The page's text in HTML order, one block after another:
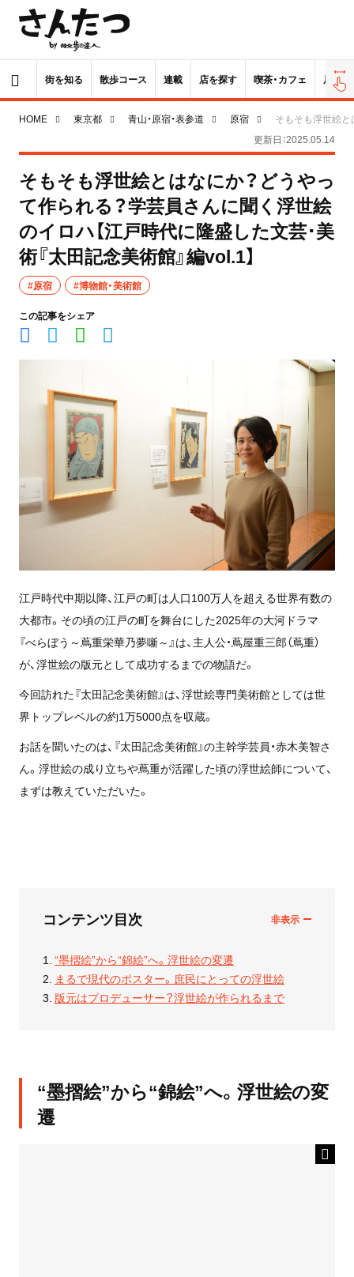
街を知る 散歩コース 連載 店を探す 喫茶・カフェ 居酒屋
HOME 東京都 青山・原宿・表参道 原宿
そもそも浮世絵と
更新日：2025.05.14
そもそも浮世絵とはなにか？どうやっ
て作られる？学芸員さんに聞く浮世絵
のイロハ【江戸時代に隆盛した文芸･美
術『太田記念美術館』編vol.1】
#原宿 #博物館・美術館
この記事をシェア
江戸時代中期以降、江戸の町は人口100万人を超える世界有数の
大都市。その頃の江戸の町を舞台にした2025年の大河ドラマ
『べらぼう～蔦重栄華乃夢噺～』は、主人公・蔦屋重三郎（蔦重）
が、浮世絵の版元として成功するまでの物語だ。
今回訪れた『太田記念美術館』は、浮世絵専門美術館としては世
界トップレベルの約1万5000点を収蔵。
お話を聞いたのは、『太田記念美術館』の主幹学芸員・赤木美智さ
ん。浮世絵の成り立ちや蔦重が活躍した頃の浮世絵師について、
まずは教えていただいた。
コンテンツ目次
“墨摺絵”から“錦絵”へ。浮世絵の変遷
まるで現代のポスター。庶民にとっての浮世絵
版元はプロデューサー？浮世絵が作られるまで
“墨摺絵”から“錦絵”へ。浮世絵の変
遷